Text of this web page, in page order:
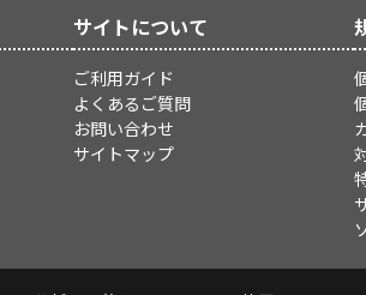
サイトについて
ご利用ガイド
よくあるご質問
お問い合わせ
サイトマップ